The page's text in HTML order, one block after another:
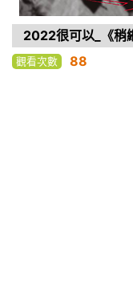
2022很可以_《
觀看次數 88